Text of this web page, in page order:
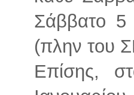
Σάββατο 5
(πλην του
Επίσης,